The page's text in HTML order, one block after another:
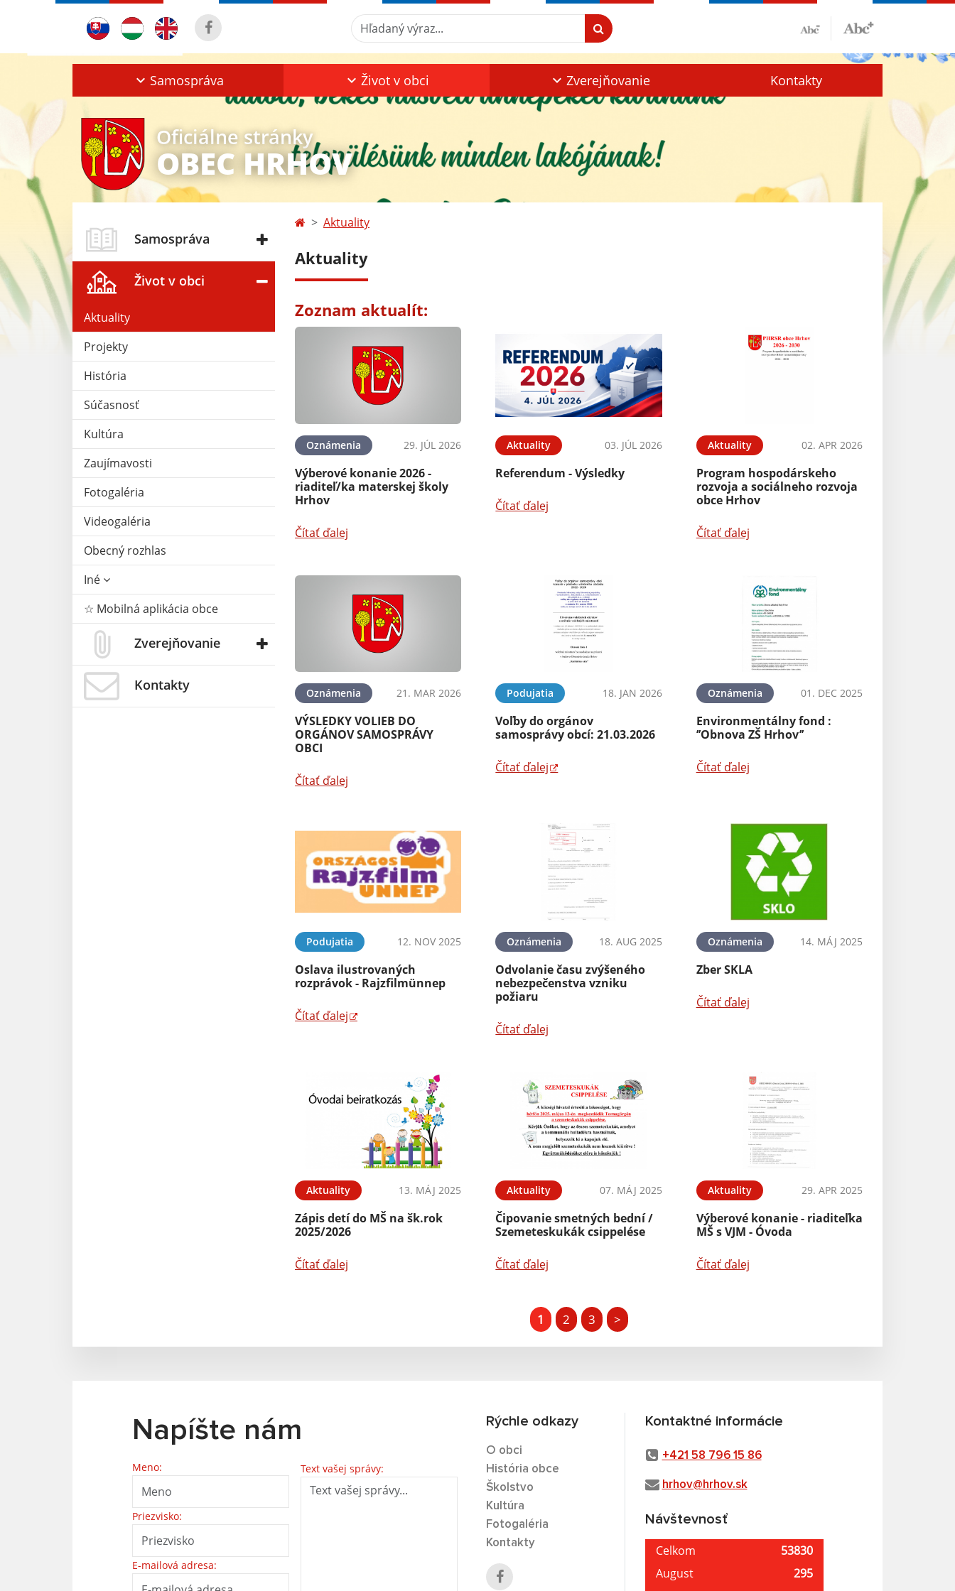
Hľadaný výraz...
Samospráva Život v obci Zverejňovanie Kontakty
Oficiálne stránky
OBEC HRHOV
Samospráva
Život v obci
Aktuality
Projekty
História
Súčasnosť
Kultúra
Zaujímavosti
Fotogaléria
Videogaléria
Obecný rozhlas
Iné
☆ Mobilná aplikácia obce
Zverejňovanie
Kontakty
Aktuality
Aktuality
Zoznam aktualít:
Oznámenia 29. JÚL 2026
Výberové konanie 2026 -
riaditeľ/ka materskej školy
Hrhov
Čítať ďalej
Aktuality 03. JÚL 2026
Referendum - Výsledky
Čítať ďalej
Aktuality 02. APR 2026
Program hospodárskeho
rozvoja a sociálneho rozvoja
obce Hrhov
Čítať ďalej
Oznámenia 21. MAR 2026
VÝSLEDKY VOLIEB DO
ORGÁNOV SAMOSPRÁVY
OBCI
Čítať ďalej
Podujatia 18. JAN 2026
Voľby do orgánov
samosprávy obcí: 21.03.2026
Čítať ďalej
Oznámenia 01. DEC 2025
Environmentálny fond :
’’Obnova ZŠ Hrhov’’
Čítať ďalej
Podujatia 12. NOV 2025
Oslava ilustrovaných
rozprávok - Rajzfilmünnep
Čítať ďalej
Oznámenia 18. AUG 2025
Odvolanie času zvýšeného
nebezpečenstva vzniku
požiaru
Čítať ďalej
Oznámenia 14. MÁJ 2025
Zber SKLA
Čítať ďalej
Aktuality 13. MÁJ 2025
Zápis detí do MŠ na šk.rok
2025/2026
Čítať ďalej
Aktuality 07. MÁJ 2025
Čipovanie smetných bední /
Szemeteskukák csippelése
Čítať ďalej
Aktuality 29. APR 2025
Výberové konanie - riaditeľka
MŠ s VJM - Óvoda
Čítať ďalej
1 2 3 >
Napíšte nám
Meno:
Priezvisko:
E-mailová adresa:
Text vašej správy:
Rýchle odkazy
O obci
História obce
Školstvo
Kultúra
Fotogaléria
Kontakty
Kontaktné informácie
+421 58 796 15 86
hrhov@hrhov.sk
Návštevnosť